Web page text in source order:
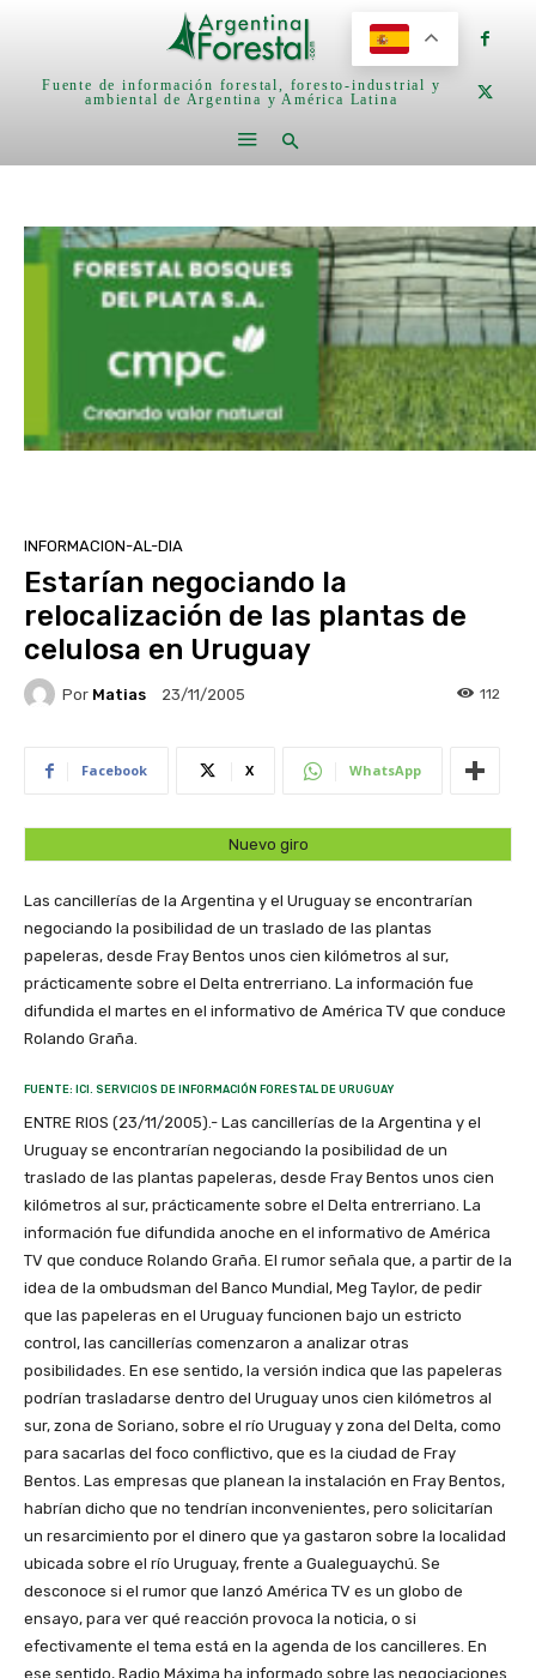
Fuente de información forestal, foresto-industrial y
ambiental de Argentina y América Latina
INFORMACION-AL-DIA
Estarían negociando la
relocalización de las plantas de
celulosa en Uruguay
Por Matias 23/11/2005 112
Facebook X WhatsApp
Nuevo giro
Las cancillerías de la Argentina y el Uruguay se encontrarían
negociando la posibilidad de un traslado de las plantas
papeleras, desde Fray Bentos unos cien kilómetros al sur,
prácticamente sobre el Delta entrerriano. La información fue
difundida el martes en el informativo de América TV que conduce
Rolando Graña.
FUENTE: ICI. SERVICIOS DE INFORMACIÓN FORESTAL DE URUGUAY
ENTRE RIOS (23/11/2005).- Las cancillerías de la Argentina y el
Uruguay se encontrarían negociando la posibilidad de un
traslado de las plantas papeleras, desde Fray Bentos unos cien
kilómetros al sur, prácticamente sobre el Delta entrerriano. La
información fue difundida anoche en el informativo de América
TV que conduce Rolando Graña. El rumor señala que, a partir de la
idea de la ombudsman del Banco Mundial, Meg Taylor, de pedir
que las papeleras en el Uruguay funcionen bajo un estricto
control, las cancillerías comenzaron a analizar otras
posibilidades. En ese sentido, la versión indica que las papeleras
podrían trasladarse dentro del Uruguay unos cien kilómetros al
sur, zona de Soriano, sobre el río Uruguay y zona del Delta, como
para sacarlas del foco conflictivo, que es la ciudad de Fray
Bentos. Las empresas que planean la instalación en Fray Bentos,
habrían dicho que no tendrían inconvenientes, pero solicitarían
un resarcimiento por el dinero que ya gastaron sobre la localidad
ubicada sobre el río Uruguay, frente a Gualeguaychú. Se
desconoce si el rumor que lanzó América TV es un globo de
ensayo, para ver qué reacción provoca la noticia, o si
efectivamente el tema está en la agenda de los cancilleres. En
ese sentido, Radio Máxima ha informado sobre las negociaciones